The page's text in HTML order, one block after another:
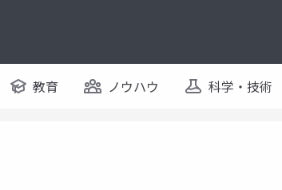
教育 ノウハウ 科学・技術